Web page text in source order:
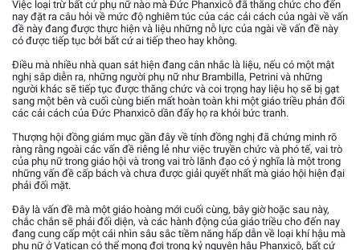
Việc loại trừ bất cứ phụ nữ nào mà Đức Phanxicô đã thăng chức cho đến
nay đặt ra câu hỏi về mức độ nghiêm túc của các cải cách của ngài về vấn
đề này đang được thực hiện và liệu những nỗ lực của ngài về vấn đề này
có được tiếp tục bởi bất cứ ai tiếp theo hay không.
Điều mà nhiều nhà quan sát hiện đang cân nhắc là liệu, nếu có một mật
nghị sắp diễn ra, những người phụ nữ như Brambilla, Petrini và những
người khác sẽ tiếp tục được thăng chức và coi trọng hay liệu họ sẽ bị gạt
sang một bên và cuối cùng biến mất hoàn toàn khi một giáo triều phản đối
các cải cách của Đức Phanxicô dần đẩy họ ra khỏi bức tranh.
Thượng hội đồng giám mục gần đây về tính đồng nghị đã chứng minh rõ
ràng rằng ngoài các vấn đề riêng lẻ như việc truyền chức và phó tế, vai trò
của phụ nữ trong giáo hội và trong vai trò lãnh đạo có ý nghĩa là một trong
những vấn đề cấp bách và chưa được giải quyết nhất mà giáo hội hiện đại
phải đối mặt.
Đây là vấn đề mà một giáo hoàng mới cuối cùng, bây giờ hoặc sau này,
chắc chắn sẽ phải đối diện, và các hành động của giáo triều cho đến nay
đang cung cấp một cái nhìn sâu sắc tiềm năng hấp dẫn về loại khí hậu mà
phụ nữ ở Vatican có thể mong đợi trong kỷ nguyên hậu Phanxicô, bất cứ